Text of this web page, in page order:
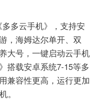
多云手机》，支持安
，海姆达尔单开、双
大号，一键启动云手机
搭载安卓系统7-15等多
兼容性更高，运行更加
。